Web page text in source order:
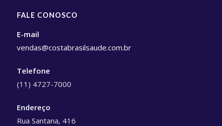
FALE CONOSCO
E-mail
vendas@costabrasilsaude.com.br
Telefone
(11) 4727-7000
Endereço
Rua Santana, 416